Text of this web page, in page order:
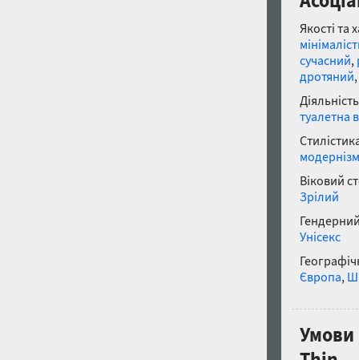
Якості та
сучасний,
дротяний,
туалетна
модернізм
Віковий
Зрілий
Унісекс
Європа,
Умови